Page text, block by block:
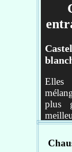
Réf :
Elles
plus
bande
une